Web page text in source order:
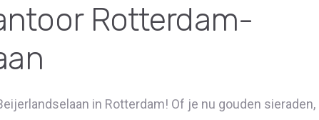
Rotterdam-
in Rotterdam! Of je nu gouden sieraden,